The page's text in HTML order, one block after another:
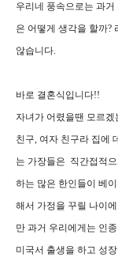
우리네 풍속으로는 과
은 어떻게 생각을 할까?
않습니다.
바로 결혼식입니다!!
자녀가 어렸을땐 모르
친구, 여자 친구라 집에
는 가장들은 직간접적
하는 많은 한인들이 베
해서 가정을 꾸릴 나이
만 과거 우리에게는 인
미국서 출생을 하고 성